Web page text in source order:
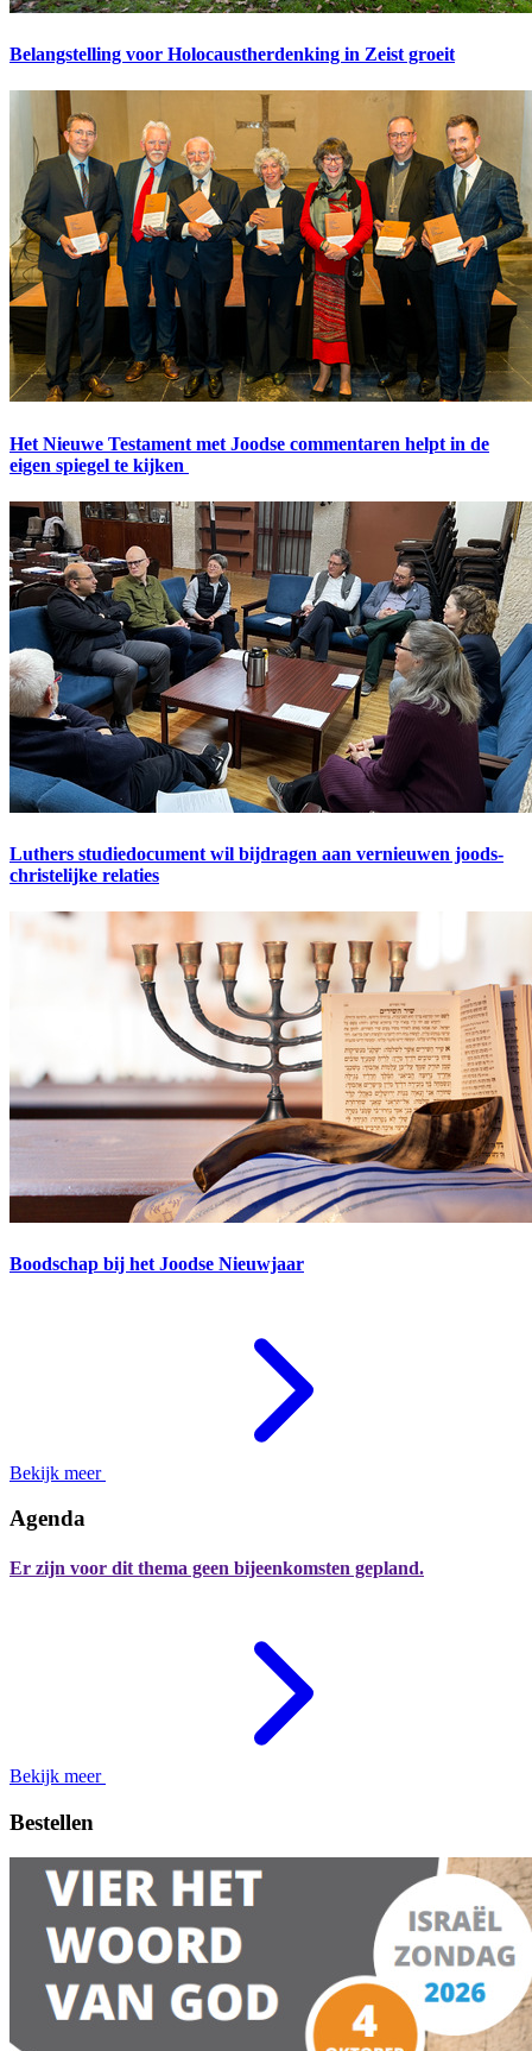
Belangstelling voor Holocaustherdenking in Zeist groeit
Het Nieuwe Testament met Joodse commentaren helpt in de
eigen spiegel te kijken
Luthers studiedocument wil bijdragen aan vernieuwen joods-
christelijke relaties
Boodschap bij het Joodse Nieuwjaar
Bekijk meer
Agenda
Er zijn voor dit thema geen bijeenkomsten gepland.
Bekijk meer
Bestellen